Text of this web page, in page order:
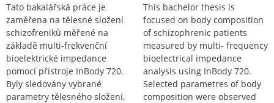
Tato bakalářská práce je
zaměřena na tělesné složení
schizofreniků měřené na
základě multi-frekvenční
bioelektrické impedance
pomocí přístroje InBody 720.
Byly sledovány vybrané
parametry tělesného složení,
This bachelor thesis is
focused on body composition
of schizophrenic patients
measured by multi- frequency
bioelectrical impedance
analysis using InBody 720.
Selected parametres of body
composition were observed